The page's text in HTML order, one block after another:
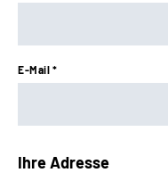
E-Mail *
Ihre Adresse